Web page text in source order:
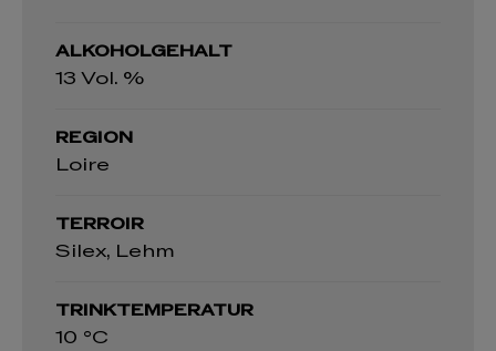
ALKOHOLGEHALT
13 Vol. %
REGION
Loire
TERROIR
Silex, Lehm
TRINKTEMPERATUR
10 °C